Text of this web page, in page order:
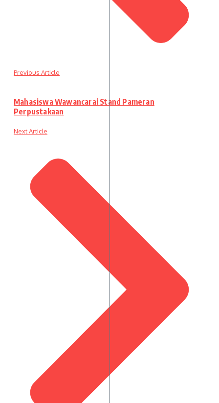
Previous Article
Mahasiswa Wawancarai Stand Pameran
Perpustakaan
Next Article